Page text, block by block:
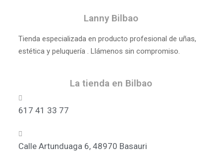
Lanny Bilbao
Tienda especializada en producto profesional de uñas,
estética y peluquería . Llámenos sin compromiso.
La tienda en Bilbao
617 41 33 77
Calle Artunduaga 6, 48970 Basauri